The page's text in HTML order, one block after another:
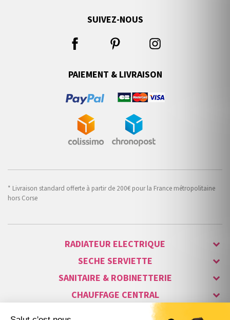
SUIVEZ-NOUS
PAIEMENT & LIVRAISON
* Livraison standard offerte à partir de 200€ pour la France métropolitaine
hors Corse
RADIATEUR ELECTRIQUE
SECHE SERVIETTE
SANITAIRE & ROBINETTERIE
CHAUFFAGE CENTRAL
ALARME & SÉCURITÉ